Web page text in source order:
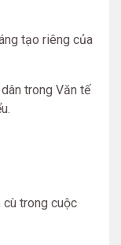
tạo riêng của
trong Văn tế
cù trong cuộc